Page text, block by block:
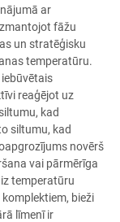
ar
fāžu
un stratēģisku
temperatūru.
reaģējot uz
kad
siltumu, kad
novērš
vai pārmērīga
temperatūru
bieži
līmenī ir